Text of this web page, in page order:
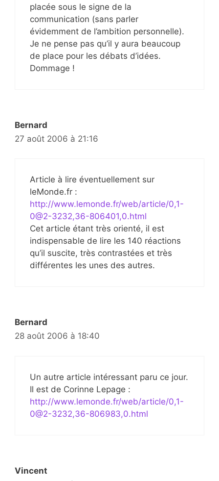
placée sous le signe de la
communication (sans parler
évidemment de l’ambition personnelle).
Je ne pense pas qu’il y aura beaucoup
de place pour les débats d’idées.
Dommage !
Bernard
27 août 2006 à 21:16
Article à lire éventuellement sur
leMonde.fr :
http://www.lemonde.fr/web/article/0,1-
0@2-3232,36-806401,0.html
Cet article étant très orienté, il est
indispensable de lire les 140 réactions
qu’il suscite, très contrastées et très
différentes les unes des autres.
Bernard
28 août 2006 à 18:40
Un autre article intéressant paru ce jour.
Il est de Corinne Lepage :
http://www.lemonde.fr/web/article/0,1-
0@2-3232,36-806983,0.html
Vincent